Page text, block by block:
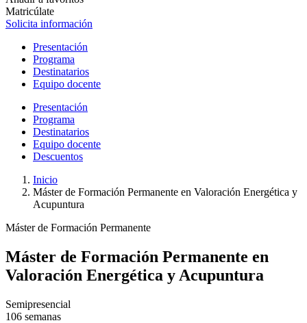
Matricúlate
Solicita información
Presentación
Programa
Destinatarios
Equipo docente
Presentación
Programa
Destinatarios
Equipo docente
Descuentos
Inicio
Máster de Formación Permanente en Valoración Energética y
Acupuntura
Máster de Formación Permanente
Máster de Formación Permanente en
Valoración Energética y Acupuntura
Semipresencial
106 semanas